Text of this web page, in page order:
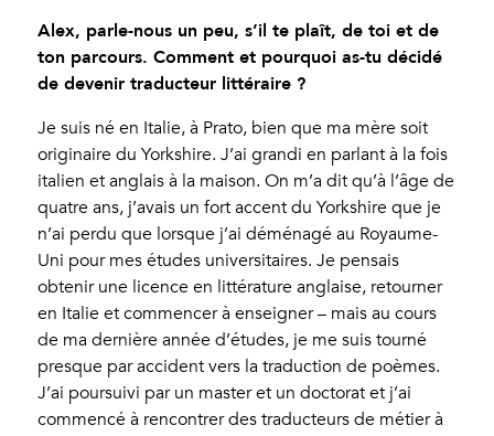
Alex, parle-nous un peu, s’il te plaît, de toi et de
ton parcours. Comment et pourquoi as-tu décidé
de devenir traducteur littéraire ?
Je suis né en Italie, à Prato, bien que ma mère soit
originaire du Yorkshire. J’ai grandi en parlant à la fois
italien et anglais à la maison. On m’a dit qu’à l’âge de
quatre ans, j’avais un fort accent du Yorkshire que je
n’ai perdu que lorsque j’ai déménagé au Royaume-
Uni pour mes études universitaires. Je pensais
obtenir une licence en littérature anglaise, retourner
en Italie et commencer à enseigner – mais au cours
de ma dernière année d’études, je me suis tourné
presque par accident vers la traduction de poèmes.
J’ai poursuivi par un master et un doctorat et j’ai
commencé à rencontrer des traducteurs de métier à